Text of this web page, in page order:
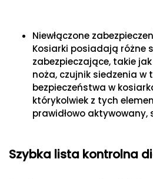
Niewłączone
Kosiarki posiadają różne
zabezpieczające, takie
noża, czujnik siedzenia w
bezpieczeństwa w
którykolwiek z tych
prawidłowo aktywowany,
Szybka lista kontrolna